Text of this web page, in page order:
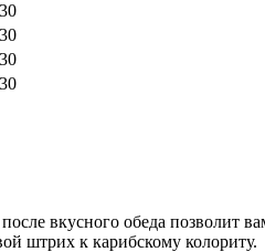
вкусного обеда
штрих к карибскому колориту.